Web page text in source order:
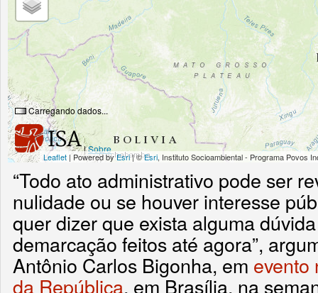
“Todo ato administrativo pode ser
nulidade ou se houver interesse
quer dizer que exista alguma
demarcação feitos até agora”,
Antônio Carlos Bigonha, em evento
da República, em Brasília, na